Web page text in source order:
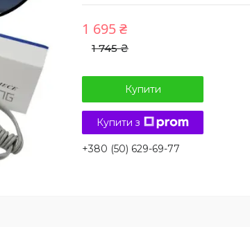
1 745 ₴
1 695 ₴
Купити
Купити з
+380 (50) 629-69-77